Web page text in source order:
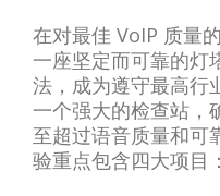
在对最佳 VoIP 质量
一座坚定而可靠的灯
法，成为遵守最高行
一个强大的检查站，
至超过语音质量和可
验重点包含四大项目：